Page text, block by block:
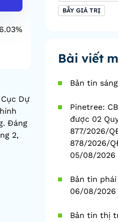
Dự
Đáng
2,
BẪY GIÁ TRỊ
Bài viết
Bản tin
Pinetree:
được 02
877/2026/
878/2026/
05/08/2026
Bản tin
06/08/2026
Bản tin thị